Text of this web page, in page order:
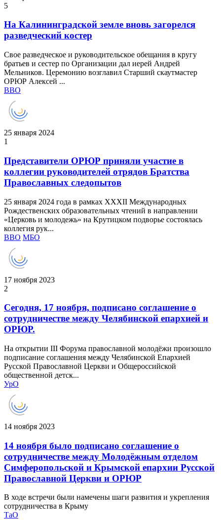
5
На Калининградской земле вновь загорелся
разведческий костер
Свое разведческое и руководительское обещания в кругу
братьев и сестер по Организации дал иерей Андрей
Мельников. Церемонию возглавил Старший скаутмастер
ОРЮР Алексей ...
ВВО
25 января 2024
1
Представители ОРЮР приняли участие в
коллегии руководителей отрядов Братства
Православных следопытов
25 января 2024 года в рамках XXXII Международных
Рождественских образовательных чтений в направлении
«Церковь и молодежь» на Крутицком подворье состоялась
коллегия рук...
ВВО МБО
17 ноября 2023
2
Сегодня, 17 ноября, подписано соглашение о
сотрудничестве между Челябинской епархией и
ОРЮР.
На открытии III Форума православной молодёжи произошло
подписание соглашения между Челябинской Епархией
Русской Православной Церкви и Общероссийской
общественной детск...
УрО
14 ноября 2023
14 ноября было подписано соглашение о
сотрудничестве между Молодёжным отделом
Симферопольской и Крымской епархии Русской
Православной Церкви и ОРЮР
В ходе встречи были намечены шаги развития и укрепления
сотрудничества в Крыму
ТаО